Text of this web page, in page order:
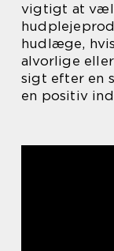
vigtigt at
hudlæge,
alvorlige
sigt efter en
en positiv